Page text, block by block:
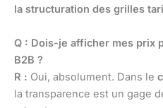
la structuration des grilles
Q : Dois-je afficher mes prix
B2B ?
R : Oui, absolument. Dans le
la transparence est un gage